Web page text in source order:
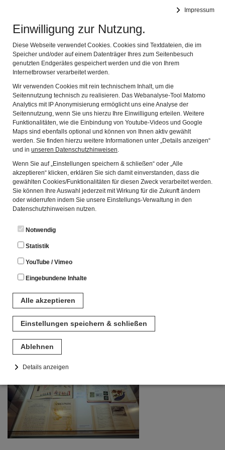
Impressum
Einwilligung zur Nutzung.
Diese Webseite verwendet Cookies. Cookies sind Textdateien, die im
Speicher und/oder auf einem Datenträger Ihres zum Seitenbesuch
genutzten Endgerätes gespeichert werden und die von Ihrem
Internetbrowser verarbeitet werden.
Wir verwenden Cookies mit rein technischem Inhalt, um die
Seitennutzung technisch zu realisieren. Das Webanalyse-Tool Matomo
Analytics mit IP Anonymisierung ermöglicht uns eine Analyse der
Seitennutzung, wenn Sie uns hierzu Ihre Einwilligung erteilen. Weitere
Funktionalitäten, wie die Einbindung von Youtube-Videos und Google
Maps sind ebenfalls optional und können von Ihnen aktiv gewählt
werden. Sie finden hierzu weitere Informationen unter „Details anzeigen“
und in unseren Datenschutzhinweisen.
Wenn Sie auf „Einstellungen speichern & schließen“ oder „Alle
akzeptieren“ klicken, erklären Sie sich damit einverstanden, dass die
gewählten Cookies/Funktionalitäten für diesen Zweck verarbeitet werden.
Sie können Ihre Auswahl jederzeit mit Wirkung für die Zukunft ändern
oder widerrufen indem Sie unsere Einstellungs-Verwaltung in den
Datenschutzhinweisen nutzen.
Notwendig
Statistik
YouTube / Vimeo
Eingebundene Inhalte
Alle akzeptieren
Einstellungen speichern & schließen
Ablehnen
Details anzeigen
Notwendig
Diese Cookies sind für den Betrieb der Seite unbedingt notwendig.
Hierbei werden keinerlei personenbezogenen Daten gespeichert.
Lediglich eine anonyme Session-ID wird hinterlegt.
Statistik
RAUM 6: PROJEKTWERKSTATT -
„REGIONALE SCHULGESCHICHTE“
ERFORSCHEN UND
PRÄSENTIEREN - RECKAHNER
REFLEXIONEN ZUR ETHIK
PÄDAGOGISCHER BEZIEHUNGEN -
DIE ROCHOWSCHEN SCHULEN IN
KRAHNE UND GÖTTIN - DIE
ROCHOWSCHEN SCHULE IM
SCHLOSS RECKAHN 1946-1996